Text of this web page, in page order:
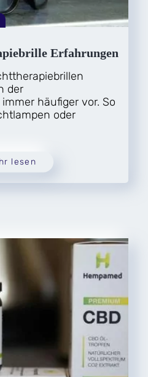
Erfahrungen
der
häufiger vor. So
oder
lesen